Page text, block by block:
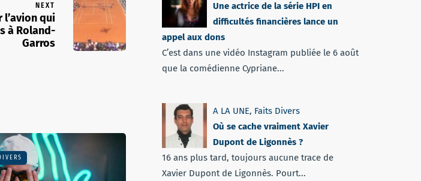
NEXT
l’avion qui
à Roland-
Garros
Une actrice de la série HPI en
difficultés financières lance un
appel aux dons
C’est dans une vidéo Instagram publiée le 6 août
que la comédienne Cypriane...
A LA UNE, Faits Divers
Où se cache vraiment Xavier
Dupont de Ligonnès ?
16 ans plus tard, toujours aucune trace de
Xavier Dupont de Ligonnès. Pourt...